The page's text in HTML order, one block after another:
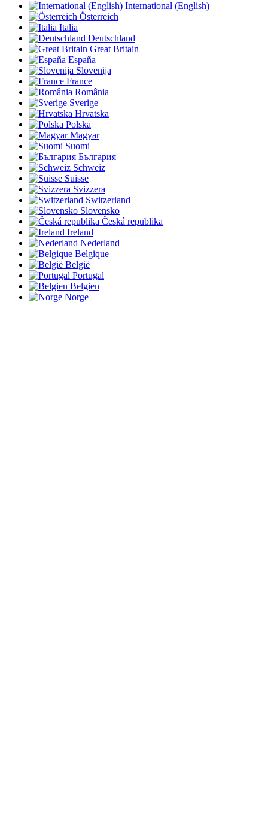
International (English)
Österreich
Italia
Deutschland
Great Britain
España
Slovenija
France
România
Sverige
Hrvatska
Polska
Magyar
Suomi
България
Schweiz
Suisse
Svizzera
Switzerland
Slovensko
Česká republika
Ireland
Nederland
Belgique
België
Portugal
Belgien
Norge